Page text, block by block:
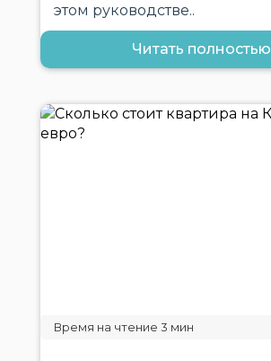
этом руководстве..
Читать полностью